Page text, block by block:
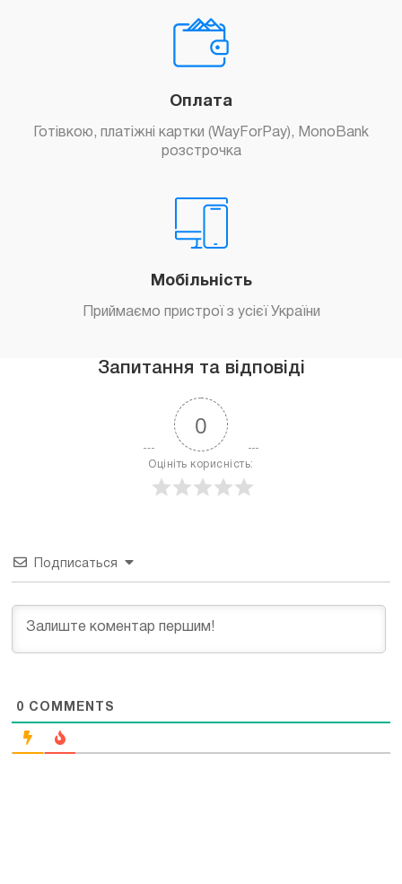
Оплата
Готівкою, платіжні картки (WayForPay), MonoBank
розстрочка
Мобільність
Приймаємо пристрої з усієї України
Запитання та відповіді
0
Оцініть корисність:
Подписаться
0 COMMENTS